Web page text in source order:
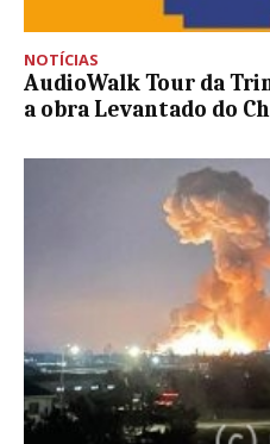
NOTÍCIAS
AudioWalk Tour da
a obra Levantado do